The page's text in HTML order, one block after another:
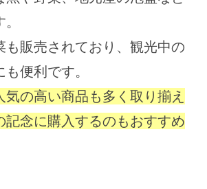
も販売されており、観光中の
便利です。
気の高い商品も多く取り揃え
記念に購入するのもおすすめ